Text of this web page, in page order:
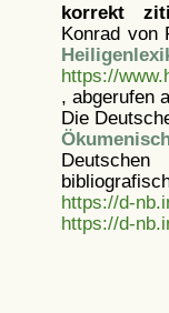
korrekt
Konrad von
https://
, abgerufen
Die
https://d-
https://d-